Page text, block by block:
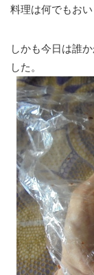
料理は何でもおい
しかも今日は誰
した。